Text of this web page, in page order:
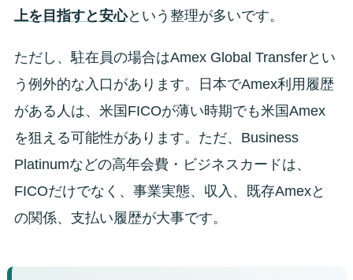
上を目指すと安心という整理が多いです。
ただし、駐在員の場合はAmex Global Transferとい
う例外的な入口があります。日本でAmex利用履歴
がある人は、米国FICOが薄い時期でも米国Amex
を狙える可能性があります。ただ、Business
Platinumなどの高年会費・ビジネスカードは、
FICOだけでなく、事業実態、収入、既存Amexと
の関係、支払い履歴が大事です。